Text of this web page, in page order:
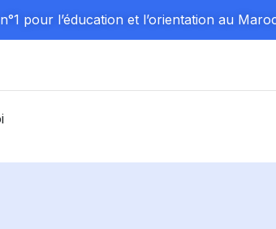
pour l’éducation et l’orientation au